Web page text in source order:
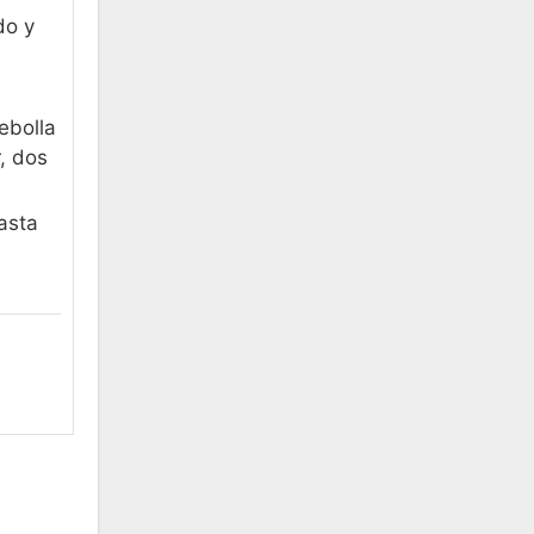
y
dos